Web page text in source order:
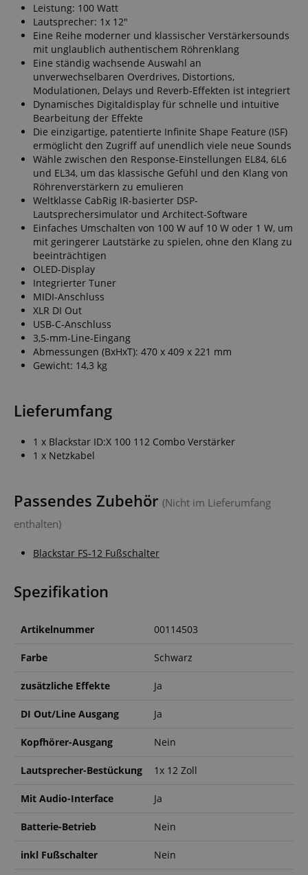
Leistung: 100 Watt
Lautsprecher: 1x 12"
Eine Reihe moderner und klassischer Verstärkersounds
mit unglaublich authentischem Röhrenklang
Eine ständig wachsende Auswahl an
unverwechselbaren Overdrives, Distortions,
Modulationen, Delays und Reverb-Effekten ist integriert
Dynamisches Digitaldisplay für schnelle und intuitive
Bearbeitung der Effekte
Die einzigartige, patentierte Infinite Shape Feature (ISF)
ermöglicht den Zugriff auf unendlich viele neue Sounds
Wähle zwischen den Response-Einstellungen EL84, 6L6
und EL34, um das klassische Gefühl und den Klang von
Röhrenverstärkern zu emulieren
Weltklasse CabRig IR-basierter DSP-
Lautsprechersimulator und Architect-Software
Einfaches Umschalten von 100 W auf 10 W oder 1 W, um
mit geringerer Lautstärke zu spielen, ohne den Klang zu
beeinträchtigen
OLED-Display
Integrierter Tuner
MIDI-Anschluss
XLR DI Out
USB-C-Anschluss
3,5-mm-Line-Eingang
Abmessungen (BxHxT): 470 x 409 x 221 mm
Gewicht: 14,3 kg
Lieferumfang
1 x Blackstar ID:X 100 112 Combo Verstärker
1 x Netzkabel
Passendes Zubehör (Nicht im Lieferumfang
enthalten)
Blackstar FS-12 Fußschalter
Spezifikation
Artikelnummer 00114503
Farbe Schwarz
zusätzliche Effekte Ja
DI Out/Line Ausgang Ja
Kopfhörer-Ausgang Nein
Lautsprecher-Bestückung 1x 12 Zoll
Mit Audio-Interface Ja
Batterie-Betrieb Nein
inkl Fußschalter Nein
Cookie
Anbieter /
Domain
Laufzeit Beschreibung
zoovu-
vid-
91347
www.kirstein.at
1
Stunde
59
Minuten
remembering
the state of
zoovu
assistant for
a given end
answers were
clicked, on
which page
he was the
last time,
etc.).
Google-
Datenschutzerklärung